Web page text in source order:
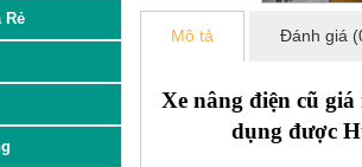
Mô tả Đánh giá
Xe nâng điện cũ
dụng được
Rẻ